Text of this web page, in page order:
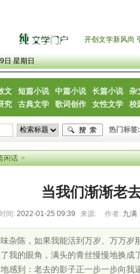
开创文学新风尚
日 星期日
文 短篇小说 中篇小说 长篇小说
杂
究 古典文学 歌词创作 女性文学 校
热门标签:
闲话>
当我们渐渐老
时间: 2022-01-25 09:39 来源: 作者: 九满
杂陈，如果我能活到万岁、万万岁
我的眼角，满头的青丝慢慢地换成
感到：老去的影子正一步一步向我